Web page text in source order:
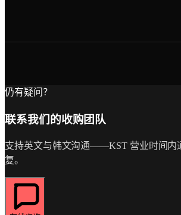
仍有疑问？
联系我们的收购团队
支持英文与韩文沟通——KST 营业时间内
复。